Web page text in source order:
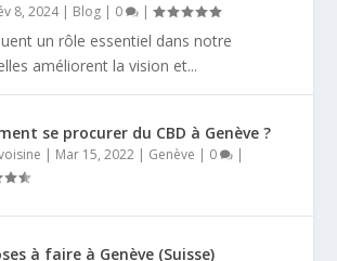
8, 2024| Blog | 0 |
un rôle essentiel dans notre
améliorent la vision et...
se procurer du CBD à Genève ?
| Mar 15, 2022 | Genève | 0 |
à faire à Genève (Suisse)